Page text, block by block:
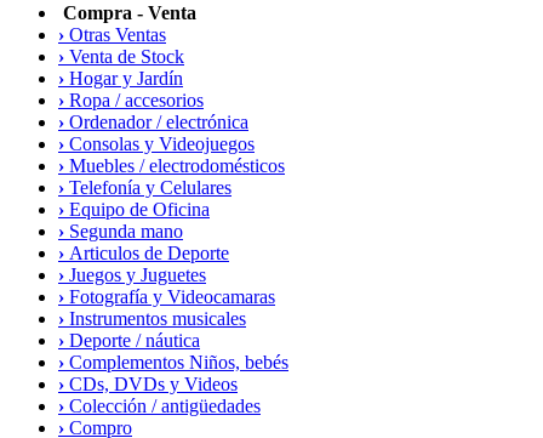
Compra - Venta
› Otras Ventas
› Venta de Stock
› Hogar y Jardín
› Ropa / accesorios
› Ordenador / electrónica
› Consolas y Videojuegos
› Muebles / electrodomésticos
› Telefonía y Celulares
› Equipo de Oficina
› Segunda mano
› Articulos de Deporte
› Juegos y Juguetes
› Fotografía y Videocamaras
› Instrumentos musicales
› Deporte / náutica
› Complementos Niños, bebés
› CDs, DVDs y Videos
› Colección / antigüedades
› Compro